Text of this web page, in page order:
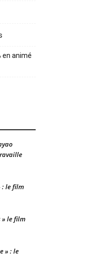
en animé
: le film
» le film
» : le